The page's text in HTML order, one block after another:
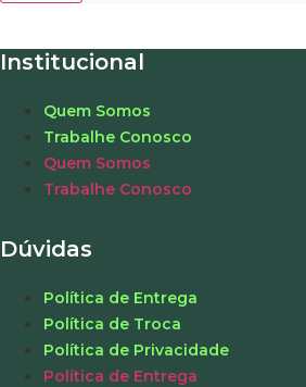
Institucional
Quem Somos
Trabalhe Conosco
Quem Somos
Trabalhe Conosco
Dúvidas
Política de Entrega
Política de Troca
Política de Privacidade
Política de Entrega